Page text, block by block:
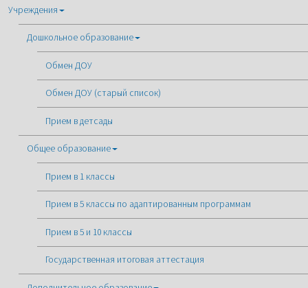
Учреждения
Дошкольное образование
Обмен ДОУ
Обмен ДОУ (старый список)
Прием в детсады
Общее образование
Прием в 1 классы
Прием в 5 классы по адаптированным программам
Прием в 5 и 10 классы
Государственная итоговая аттестация